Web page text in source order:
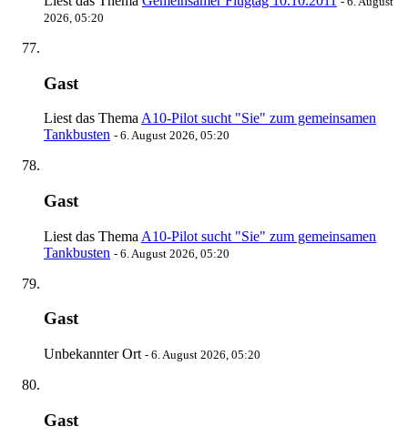
2026, 05:20
Gast
Liest das Thema A10-Pilot sucht "Sie" zum gemeinsamen
Tankbusten - 6. August 2026, 05:20
Gast
Liest das Thema A10-Pilot sucht "Sie" zum gemeinsamen
Tankbusten - 6. August 2026, 05:20
Gast
Unbekannter Ort - 6. August 2026, 05:20
Gast